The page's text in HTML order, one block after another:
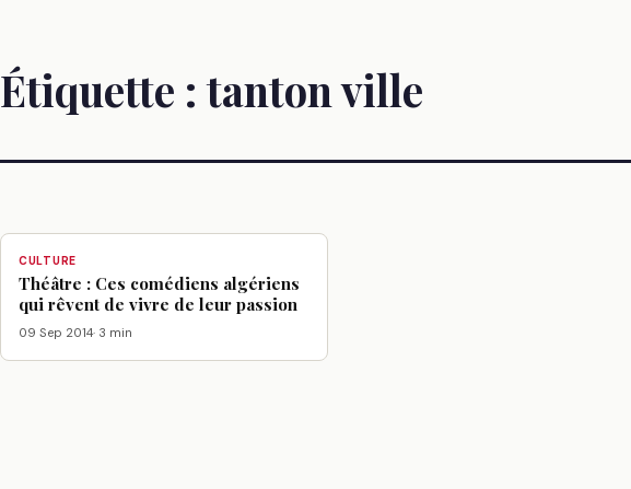
Étiquette :tanton ville
CULTURE
Théâtre : Ces comédiens algériens
qui rêvent de vivre de leur passion
09 Sep 2014· 3 min